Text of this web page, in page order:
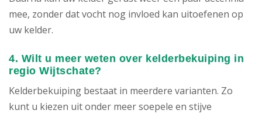
mee, zonder dat vocht nog invloed kan uitoefenen op
uw kelder.
4. Wilt u meer weten over kelderbekuiping in
regio Wijtschate?
Kelderbekuiping bestaat in meerdere varianten. Zo
kunt u kiezen uit onder meer soepele en stijve